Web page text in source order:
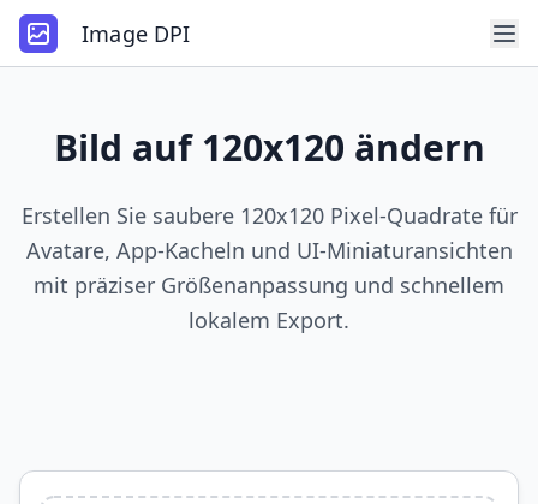
Image DPI
Bild auf 120x120 ändern
Erstellen Sie saubere 120x120 Pixel-Quadrate für
Avatare, App-Kacheln und UI-Miniaturansichten
mit präziser Größenanpassung und schnellem
lokalem Export.